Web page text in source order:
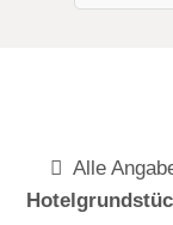
Alle